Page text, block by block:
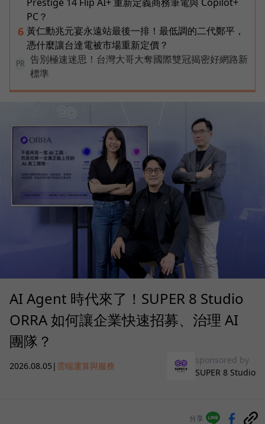
PC？
6 黃仁勳兆元宴永遠站最後一排！最低調的二代鄭平，
憑什麼讓台達電被市場重新定價？
PR
告別極速迷思！台灣大哥大奪國際雙冠揭密好網路新
標準
AI Agent 時代來了！SUPER 8 Studio
ORRA 如何讓企業快速招募、治理 AI
團隊？
2026.08.05 | 雲端運算與服務
sponsored by
SUPER 8 Studio
分享